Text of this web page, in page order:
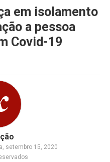
em isolamento
a pessoa
Covid-19
setembro 15, 2020